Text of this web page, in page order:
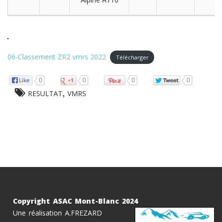
06-Classement ZR2 vmrs 2022 Télécharger
0 0 0 0
RESULTAT, VMRS
Copyright ASAC Mont-Blanc 2024
Une réalisation A.FREZARD